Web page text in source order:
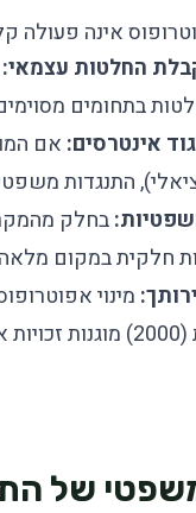
אינה
החלטות עצמאי:
בתחומים
אינטרסים: אם
התנגדות
בחלק
חלקית במקום
מינוי
של